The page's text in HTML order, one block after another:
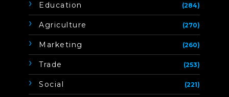
Education (284)
Agriculture (270)
Marketing (260)
Trade (253)
Social (221)